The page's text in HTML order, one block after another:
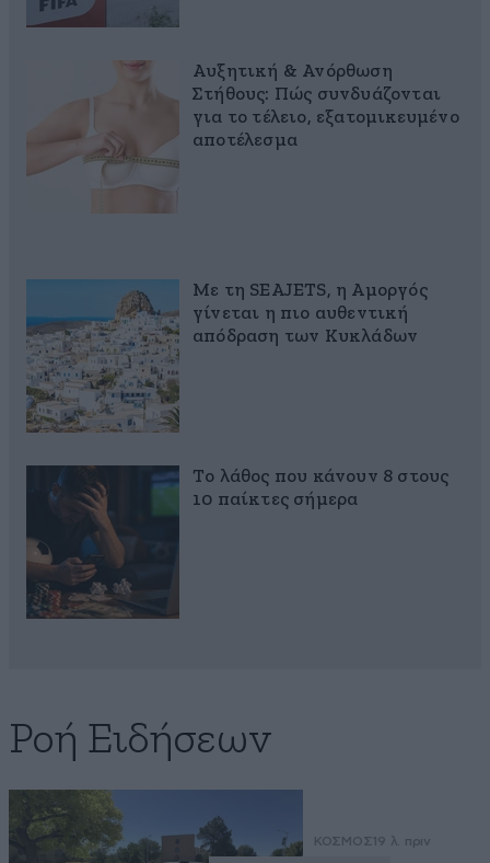
Αυξητική & Ανόρθωση
Στήθους: Πώς συνδυάζονται
για το τέλειο, εξατομικευμένο
αποτέλεσμα
Με τη SEAJETS, η Αμοργός
γίνεται η πιο αυθεντική
απόδραση των Κυκλάδων
Το λάθος που κάνουν 8 στους
10 παίκτες σήμερα
Ροή Ειδήσεων
ΚΟΣΜΟΣ 19 λ. πριν